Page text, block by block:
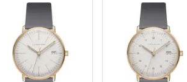
HINZUFÜGEN